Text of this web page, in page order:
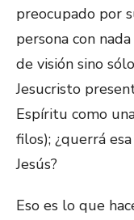
preocupado por
persona con
de visión sino
Jesucristo
Espíritu como
filos); ¿querrá
Jesús?
Eso es lo que